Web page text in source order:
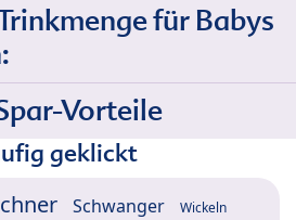
für Babys
Vorteile
geklickt
Schwanger Wickeln